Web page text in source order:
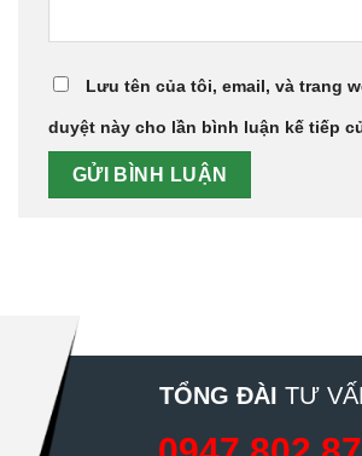
Lưu tên của tôi, email, và trang
duyệt này cho lần bình luận kế tiếp
TỔNG ĐÀI TƯ